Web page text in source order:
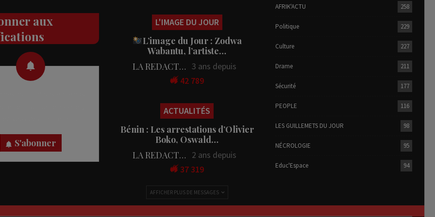
aux
S'abonner
L'IMAGE DU JOUR
L’image du Jour : Zodwa
Wabantu, l’artiste…
LA REDACTION 3 ans depuis
42 789
ACTUALITÉS
Bénin : Les arrestations d’Olivier
Boko, Oswald…
LA REDACTION
2 ans depuis
37 319
AFFICHER PLUS DE MESSAGES
AFRIK'ACTU 258
Politique 229
Culture 227
Drame 211
Sécurité 177
PEOPLE 116
LES GUILLEMETS DU JOUR 98
NÉCROLOGIE 95
Educ'Espace 94